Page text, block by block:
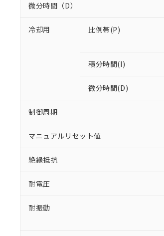
微分時間（D）
冷却用 比例帯(P)
積分時間(I)
微分時間(D)
制御周期
マニュアルリセット値
絶縁抵抗
耐電圧
耐振動